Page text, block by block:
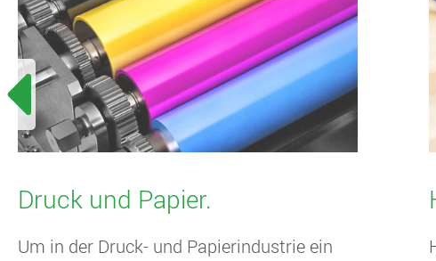
Druck und Papier.
Um in der Druck- und Papierindustrie ein